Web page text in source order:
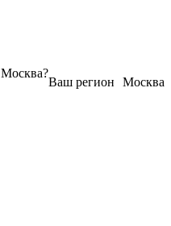
Москва
Ваш регион
Москва?